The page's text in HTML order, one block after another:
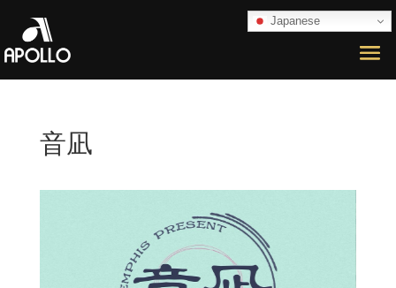
Japanese
音凪